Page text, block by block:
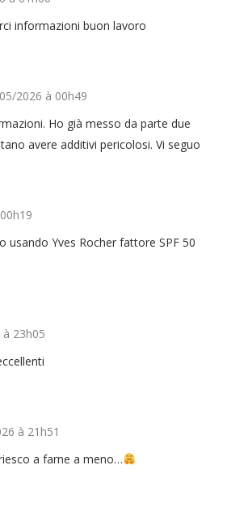
informazioni buon lavoro
2026 à 00h49
Ho già messo da parte due
avere additivi pericolosi. Vi seguo
00h19
usando Yves Rocher fattore SPF 50
à 23h05
à 21h51
a farne a meno…